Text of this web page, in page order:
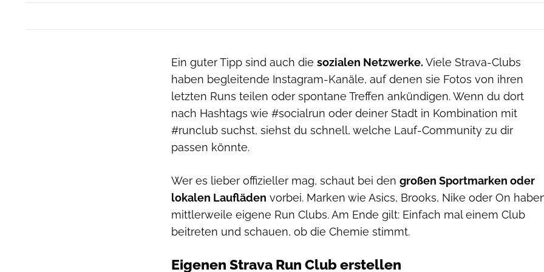
Ein guter Tipp sind auch die sozialen Netzwerke. Viele Strava-Clubs
haben begleitende Instagram-Kanäle, auf denen sie Fotos von ihren
letzten Runs teilen oder spontane Treffen ankündigen. Wenn du dort
nach Hashtags wie #socialrun oder deiner Stadt in Kombination mit
#runclub suchst, siehst du schnell, welche Lauf-Community zu dir
passen könnte.
Wer es lieber offizieller mag, schaut bei den großen Sportmarken oder
lokalen Laufläden vorbei. Marken wie Asics, Brooks, Nike oder On
mittlerweile eigene Run Clubs. Am Ende gilt: Einfach mal einem Club
beitreten und schauen, ob die Chemie stimmt.
Eigenen Strava Run Club erstellen